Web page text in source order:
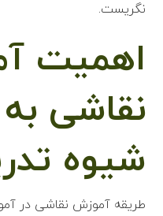
نگریست.
اهمیت
نقاشی
شیوه
طریقه آموزش نقاشی در